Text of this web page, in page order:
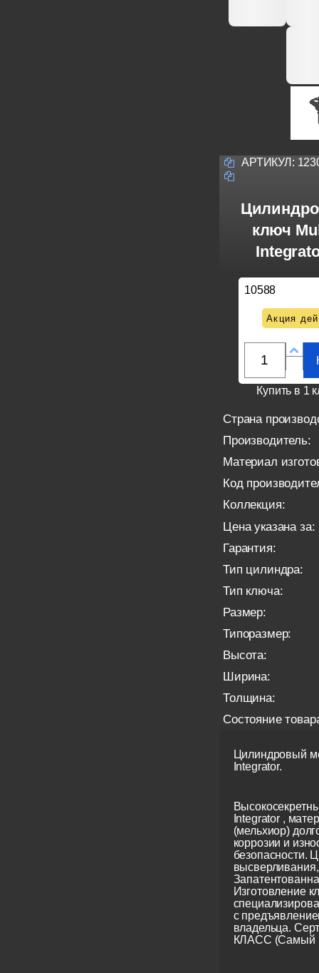
АРТИКУЛ:
ключ
10588
Акция
Купить в 1
Страна
Производитель:
Материал
Код
Коллекция:
Цена указана за:
Гарантия:
Тип цилиндра:
Тип ключа:
Размер:
Типоразмер:
Высота:
Ширина:
Толщина:
Состояние
Цилиндровый
Integrator.
Integrator ,
(мельхиор)
коррозии и
безопасности.
Изготовление
с
владельца.
КЛАСС (Самый